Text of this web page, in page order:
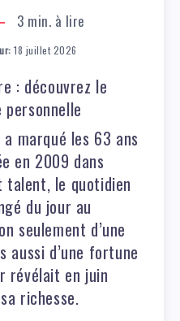
3 min. à lire
18 juillet 2026
: découvrez le
marqué les 63 ans
en 2009 dans
talent, le quotidien
du jour au
seulement d’une
aussi d’une fortune
révélait en juin
richesse.